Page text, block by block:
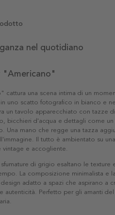
nel quotidiano
"Americano"
cattura una scena intima di un
uno scatto fotografico in bianco e
un tavolo apparecchiato con tazze
bicchieri d'acqua e dettagli come
Una mano che regge una tazza
Il tutto è ambientato su
e accogliente.
di grigio esaltano le texture
La composizione minimalista e
adatto a spazi che aspirano a
autenticità. Perfetto per gli amanti